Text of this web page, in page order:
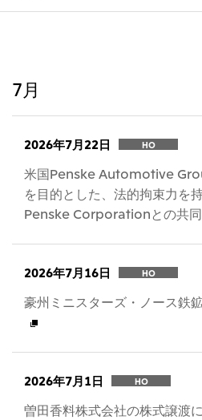
7月
2026年7月22日 HO
米国Penske Automotive
を目的とした、法的拘束力を
Penske Corporationとの共
2026年7月16日 HO
豪州ミニスターズ・ノース鉄
2026年7月1日 HO
曽田香料株式会社の株式譲渡